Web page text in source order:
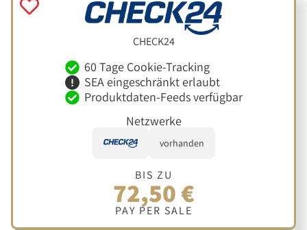
CHECK24
60 Tage Cookie-Tracking
SEA eingeschränkt erlaubt
Produktdaten-Feeds verfügbar
Netzwerke
vorhanden
BIS ZU
72,50 €
PAY PER SALE